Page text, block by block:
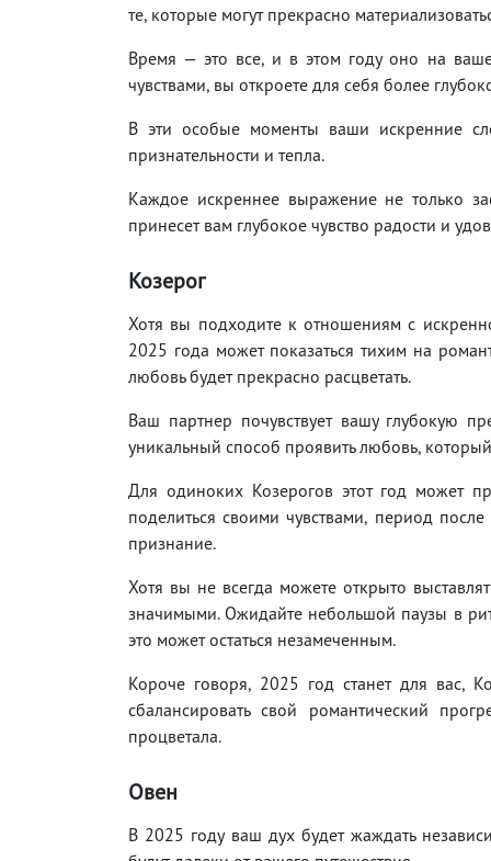
те, которые могут прекрасно
Время — это все, и в этом году оно на
чувствами, вы откроете для себя более
В эти особые моменты ваши искренние
признательности и тепла.
Каждое искреннее выражение не только
принесет вам глубокое чувство радости и
Козерог
Хотя вы подходите к отношениям с
2025 года может показаться тихим на
любовь будет прекрасно расцветать.
Ваш партнер почувствует вашу глубокую
уникальный способ проявить любовь,
Для одиноких Козерогов этот год может
поделиться своими чувствами, период
признание.
Хотя вы не всегда можете открыто
значимыми. Ожидайте небольшой паузы в
это может остаться незамеченным.
Короче говоря, 2025 год станет для вас,
сбалансировать свой романтический
процветала.
Овен
В 2025 году ваш дух будет жаждать